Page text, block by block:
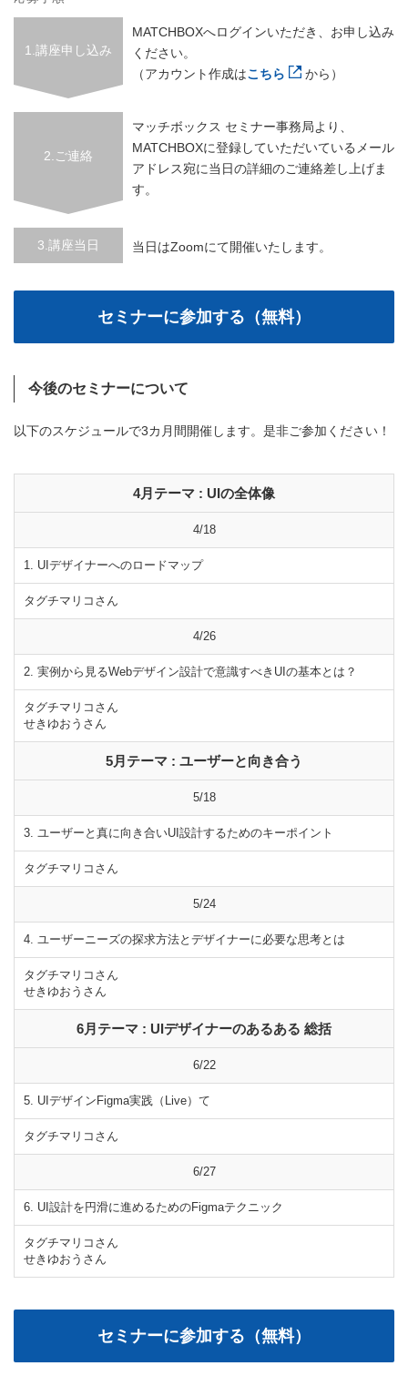
1.講座申し込み
MATCHBOXへログインいただき、お申し込み
ください。
（アカウント作成はこちら から）
2.ご連絡
マッチボックス セミナー事務局より、
MATCHBOXに登録していただいているメール
アドレス宛に当日の詳細のご連絡差し上げま
す。
3.講座当日 当日はZoomにて開催いたします。
今後のセミナーについて
以下のスケジュールで3カ月間開催します。是非ご参加ください！
4月テーマ : UIの全体像
4/18
1. UIデザイナーへのロードマップ
タグチマリコさん
4/26
2. 実例から見るWebデザイン設計で意識すべきUIの基本とは？
タグチマリコさん
せきゆおうさん
5月テーマ : ユーザーと向き合う
5/18
3. ユーザーと真に向き合いUI設計するためのキーポイント
タグチマリコさん
5/24
4. ユーザーニーズの探求方法とデザイナーに必要な思考とは
タグチマリコさん
せきゆおうさん
6月テーマ : UIデザイナーのあるある 総括
6/22
5. UIデザインFigma実践（Live）て
タグチマリコさん
6/27
6. UI設計を円滑に進めるためのFigmaテクニック
タグチマリコさん
せきゆおうさん